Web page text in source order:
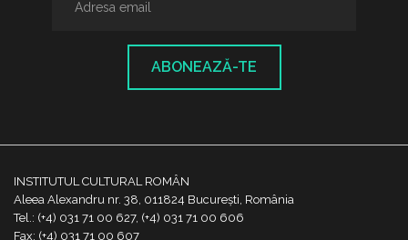
ABONEAZĂ-TE
INSTITUTUL CULTURAL ROMÂN
Aleea Alexandru nr. 38, 011824 București, România
Tel.: (+4) 031 71 00 627, (+4) 031 71 00 606
Fax: (+4) 031 71 00 607